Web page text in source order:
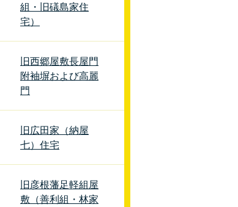
組・旧礒島家住
宅）
旧西郷屋敷長屋門
附袖塀および高麗
門
旧広田家（納屋
七）住宅
旧彦根藩足軽組屋
敷（善利組・林家